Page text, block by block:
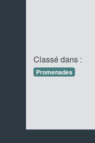
Classé dans :
Promenades